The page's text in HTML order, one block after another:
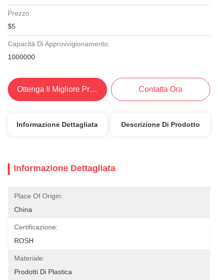
Prezzo:
$5
Capacità Di Approvvigionamento:
1000000
Ottenga Il Migliore Prezzo Contatta Ora
Informazione Dettagliata Descrizione Di Prodotto
Informazione Dettagliata
Place Of Origin:
China
Certificazione:
ROSH
Materiale:
Prodotti Di Plastica